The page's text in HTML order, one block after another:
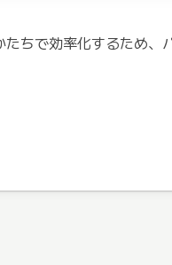
ちで効率化するため、